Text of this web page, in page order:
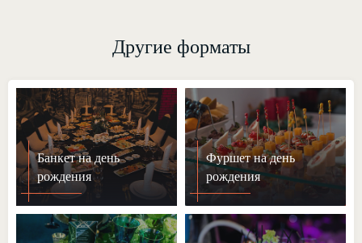
Другие форматы
Банкет на день
рождения
Фуршет на день
рождения